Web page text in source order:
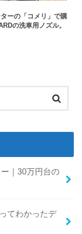
ーの「コメリ」で購
の洗車用ノズル。
｜30万円台の
てわかったデ